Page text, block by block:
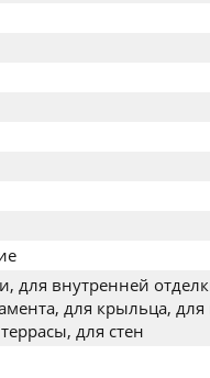
для внутренней
для крыльца,
для стен